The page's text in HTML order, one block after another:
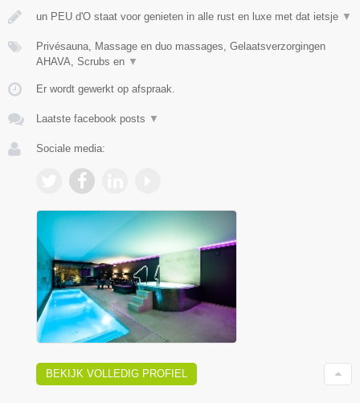
un PEU d'O staat voor genieten in alle rust en luxe met dat ietsje ▼
Privésauna, Massage en duo massages, Gelaatsverzorgingen
AHAVA, Scrubs en ▼
Er wordt gewerkt op afspraak.
Laatste facebook posts ▼
Sociale media:
BEKIJK VOLLEDIG PROFIEL